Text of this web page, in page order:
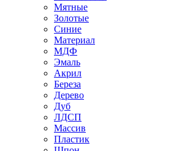
Мятные
Золотые
Синие
Материал
МДФ
Эмаль
Акрил
Береза
Дерево
Дуб
ЛДСП
Массив
Пластик